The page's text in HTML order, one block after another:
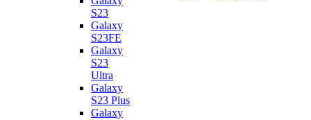
S23
Galaxy
S23FE
Galaxy
S23
Ultra
Galaxy
S23 Plus
Galaxy